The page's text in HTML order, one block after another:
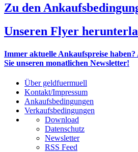
Zu den
Unseren Flyer
Immer aktuelle Ankaufspreise haben?
Sie unseren monatlichen Newsletter!
Über geldfuermuell
Kontakt/Impressum
Ankaufsbedingungen
Verkaufsbedingungen
Download
Datenschutz
Newsletter
RSS Feed